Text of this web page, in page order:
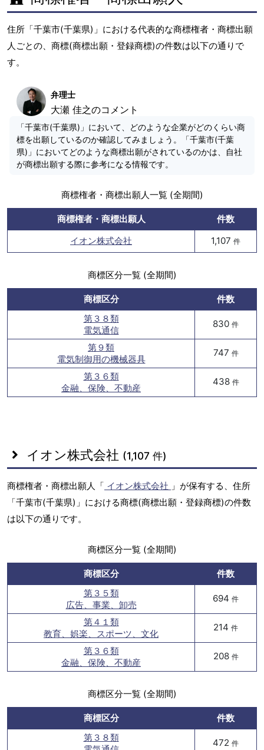
住所「千葉市(千葉県)」における代表的な商標権者・商標出願
人ごとの、商標(商標出願・登録商標)の件数は以下の通りで
す。
弁理士
大瀬 佳之のコメント
「千葉市(千葉県)」において、どのような企業がどのくらい商
標を出願しているのか確認してみましょう。「千葉市(千葉
県)」においてどのような商標出願がされているのかは、自社
が商標出願する際に参考になる情報です。
商標権者・商標出願人一覧 (全期間)
商標権者・商標出願人
件数
イオン株式会社
1,107 件
商標区分一覧 (全期間)
商標区分
件数
第３８類
電気通信
830 件
第９類
電気制御用の機械器具
747 件
第３６類
金融、保険、不動産
438 件
イオン株式会社 (1,107 件)
商標権者・商標出願人「 イオン株式会社 」が保有する、住所
「千葉市(千葉県)」における商標(商標出願・登録商標)の件数
は以下の通りです。
商標区分一覧 (全期間)
商標区分
件数
第３５類
広告、事業、卸売
694 件
第４１類
教育、娯楽、スポーツ、文化
214 件
第３６類
金融、保険、不動産
208 件
商標区分一覧 (全期間)
商標区分
件数
第３８類
472 件